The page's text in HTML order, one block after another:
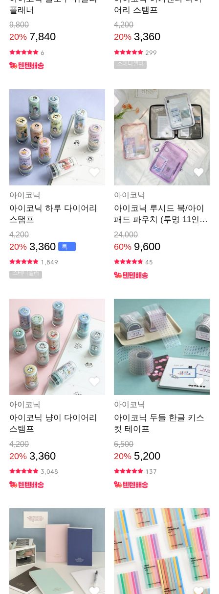
플래너
9,800
20% 7,840
6
어리 스탬프
4,200
20% 3,360
299
스테디셀러
아이코닉
아이코닉 하루 다이어리
스탬프
4,200
20% 3,360
특
가
1,849
스테디셀러
아이코닉
아이코닉 루시드 북/아이
패드 파우치 (투명 11인치
13인치)
24,000
60% 9,600
45
아이코닉
아이코닉 냥이 다이어리
스탬프
4,200
20% 3,360
3,048
아이코닉
아이코닉 두들 한글 키스
컷 테이프
6,500
20% 5,200
137